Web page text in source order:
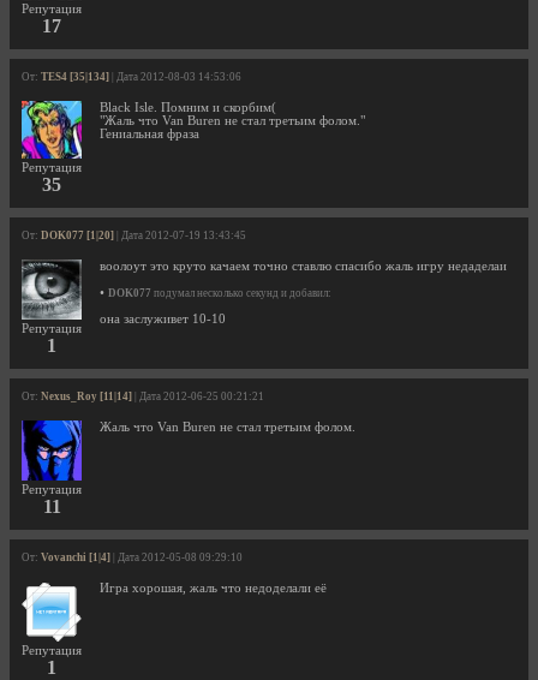
Репутация
17
От: TES4 [35|134] | Дата 2012-08-03 14:53:06
Репутация
35
Black Isle. Помним и скорбим(
"Жаль что Van Buren не стал третьим фолом."
Гениальная фраза
От: DOK077 [1|20] | Дата 2012-07-19 13:43:45
Репутация
1
воолоут это круто качаем точно ставлю спасибо жаль игру недаделаи
• DOK077 подумал несколько секунд и добавил:
она заслуживет 10-10
От: Nexus_Roy [11|14] | Дата 2012-06-25 00:21:21
Репутация
11
Жаль что Van Buren не стал третьим фолом.
От: Vovanchi [1|4] | Дата 2012-05-08 09:29:10
Репутация
1
Игра хорошая, жаль что недоделали её